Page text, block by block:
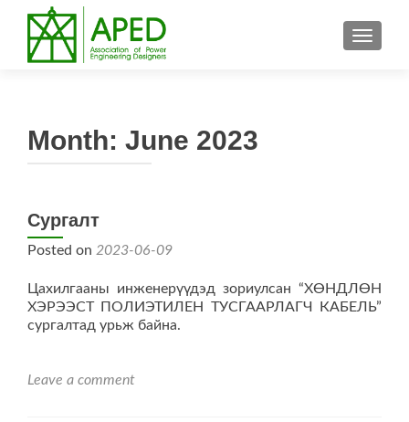
Month: June 2023
Сургалт
Posted on 2023-06-09
Цахилгааны инженерүүдэд зориулсан “ХӨНДЛӨН
ХЭРЭЭСТ ПОЛИЭТИЛЕН ТУСГААРЛАГЧ КАБЕЛЬ”
сургалтад урьж байна.
Leave a comment